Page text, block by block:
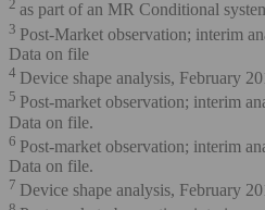
2 as part of an MR Conditional
3 Post-Market observation; interim
Data on file
4 Device shape analysis, February
5 Post-market observation; interim
Data on file.
6 Post-market observation; interim
Data on file.
7 Device shape analysis, February